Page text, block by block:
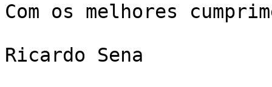
Com os melhores
Ricardo Sena